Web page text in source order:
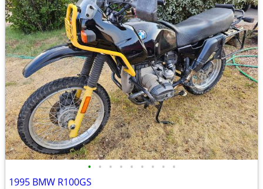
• • • • • • • • •
1995 BMW R100GS